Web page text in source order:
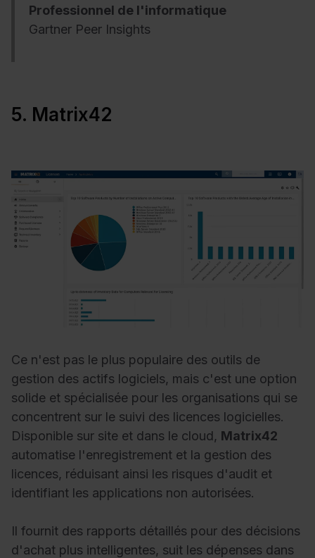
Professionnel de l'informatique
Gartner Peer Insights
5. Matrix42
Ce n'est pas le plus populaire des outils de
gestion des actifs logiciels, mais c'est une option
solide et spécialisée pour les organisations qui se
concentrent sur le suivi des licences logicielles.
Disponible sur site et dans le cloud, Matrix42
automatise l'enregistrement et la gestion des
licences, réduisant ainsi les risques d'audit et
identifiant les applications non autorisées.
Il fournit des rapports détaillés pour des décisions
d'achat plus intelligentes, suit les dépenses dans